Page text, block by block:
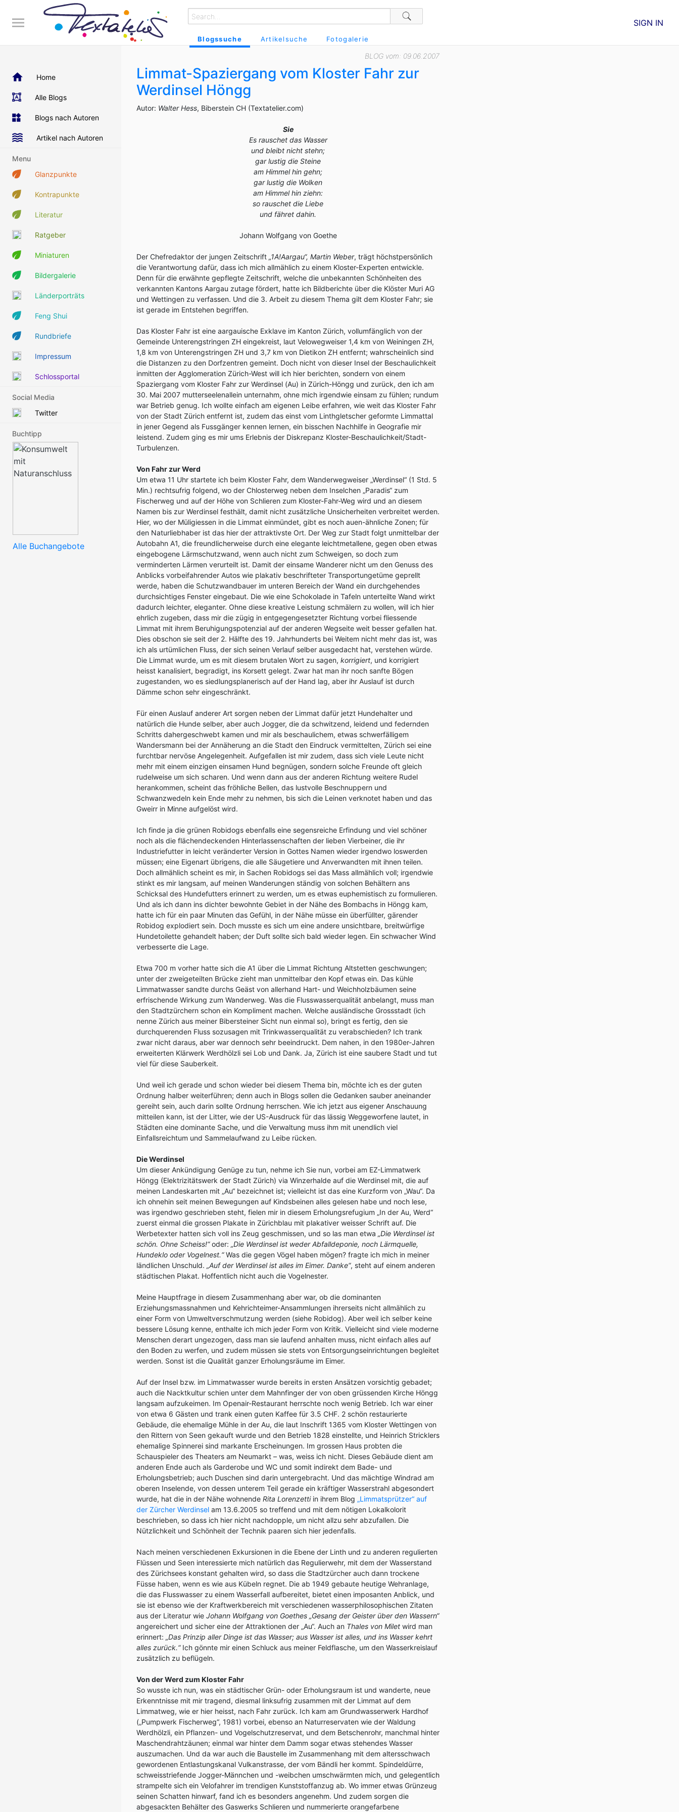
Blogssuche Artikelsuche Fotogalerie
SIGN IN
Home
Alle Blogs
Blogs nach Autoren
Artikel nach Autoren
Menu
Glanzpunkte
Kontrapunkte
Literatur
Ratgeber
Miniaturen
Bildergalerie
Länderporträts
Feng Shui
Rundbriefe
Impressum
Schlossportal
Social Media
Twitter
Buchtipp
Alle Buchangebote
BLOG vom: 09.06.2007
Limmat-Spaziergang vom Kloster Fahr zur
Werdinsel Höngg
Autor: Walter Hess, Biberstein CH (Textatelier.com)
Sie
Es rauschet das Wasser
und bleibt nicht stehn;
gar lustig die Steine
am Himmel hin gehn;
gar lustig die Wolken
am Himmel hin ziehn:
so rauschet die Liebe
und fähret dahin.
Johann Wolfgang von Goethe
Der Chefredaktor der jungen Zeitschrift „1A!Aargau“, Martin Weber, trägt höchstpersönlich
die Verantwortung dafür, dass ich mich allmählich zu einem Kloster-Experten entwickle.
Denn für die erwähnte gepflegte Zeitschrift, welche die unbekannten Schönheiten des
verkannten Kantons Aargau zutage fördert, hatte ich Bildberichte über die Klöster Muri AG
und Wettingen zu verfassen. Und die 3. Arbeit zu diesem Thema gilt dem Kloster Fahr; sie
ist gerade im Entstehen begriffen.
Das Kloster Fahr ist eine aargauische Exklave im Kanton Zürich, vollumfänglich von der
Gemeinde Unterengstringen ZH eingekreist, laut Velowegweiser 1,4 km von Weiningen ZH,
1,8 km von Unterengstringen ZH und 3,7 km von Dietikon ZH entfernt; wahrscheinlich sind
die Distanzen zu den Dorfzentren gemeint. Doch nicht von dieser Insel der Beschaulichkeit
inmitten der Agglomeration Zürich-West will ich hier berichten, sondern von einem
Spaziergang vom Kloster Fahr zur Werdinsel (Au) in Zürich-Höngg und zurück, den ich am
30. Mai 2007 mutterseelenallein unternahm, ohne mich irgendwie einsam zu fühlen; rundum
war Betrieb genug. Ich wollte einfach am eigenen Leibe erfahren, wie weit das Kloster Fahr
von der Stadt Zürich entfernt ist, zudem das einst vom Linthgletscher geformte Limmattal
in jener Gegend als Fussgänger kennen lernen, ein bisschen Nachhilfe in Geografie mir
leistend. Zudem ging es mir ums Erlebnis der Diskrepanz Kloster-Beschaulichkeit/Stadt-
Turbulenzen.
Von Fahr zur Werd
Um etwa 11 Uhr startete ich beim Kloster Fahr, dem Wanderwegweiser „Werdinsel“ (1 Std. 5
Min.) rechtsufrig folgend, wo der Chlosterweg neben dem Inselchen „Paradis“ zum
Fischerweg und auf der Höhe von Schlieren zum Kloster-Fahr-Weg wird und an diesem
Namen bis zur Werdinsel festhält, damit nicht zusätzliche Unsicherheiten verbreitet werden.
Hier, wo der Müligiessen in die Limmat einmündet, gibt es noch auen-ähnliche Zonen; für
den Naturliebhaber ist das hier der attraktivste Ort. Der Weg zur Stadt folgt unmittelbar der
Autobahn A1, die freundlicherweise durch eine elegante leichtmetallene, gegen oben etwas
eingebogene Lärmschutzwand, wenn auch nicht zum Schweigen, so doch zum
verminderten Lärmen verurteilt ist. Damit der einsame Wanderer nicht um den Genuss des
Anblicks vorbeifahrender Autos wie plakativ beschrifteter Transportungetüme geprellt
werde, haben die Schutzwandbauer im unteren Bereich der Wand ein durchgehendes
durchsichtiges Fenster eingebaut. Die wie eine Schokolade in Tafeln unterteilte Wand wirkt
dadurch leichter, eleganter. Ohne diese kreative Leistung schmälern zu wollen, will ich hier
ehrlich zugeben, dass mir die zügig in entgegengesetzter Richtung vorbei fliessende
Limmat mit ihrem Beruhigungspotenzial auf der anderen Wegseite weit besser gefallen hat.
Dies obschon sie seit der 2. Hälfte des 19. Jahrhunderts bei Weitem nicht mehr das ist, was
ich als urtümlichen Fluss, der sich seinen Verlauf selber ausgedacht hat, verstehen würde.
Die Limmat wurde, um es mit diesem brutalen Wort zu sagen, korrigiert, und korrigiert
heisst kanalisiert, begradigt, ins Korsett gelegt. Zwar hat man ihr noch sanfte Bögen
zugestanden, wo es siedlungsplanerisch auf der Hand lag, aber ihr Auslauf ist durch
Dämme schon sehr eingeschränkt.
Für einen Auslauf anderer Art sorgen neben der Limmat dafür jetzt Hundehalter und
natürlich die Hunde selber, aber auch Jogger, die da schwitzend, leidend und federnden
Schritts dahergeschwebt kamen und mir als beschaulichem, etwas schwerfälligem
Wandersmann bei der Annäherung an die Stadt den Eindruck vermittelten, Zürich sei eine
furchtbar nervöse Angelegenheit. Aufgefallen ist mir zudem, dass sich viele Leute nicht
mehr mit einem einzigen einsamen Hund begnügen, sondern solche Freunde oft gleich
rudelweise um sich scharen. Und wenn dann aus der anderen Richtung weitere Rudel
herankommen, scheint das fröhliche Bellen, das lustvolle Beschnuppern und
Schwanzwedeln kein Ende mehr zu nehmen, bis sich die Leinen verknotet haben und das
Gweirr in Minne aufgelöst wird.
Ich finde ja die grünen Robidogs ebenfalls eine segensreiche Erfindung und viel schöner
noch als die flächendeckenden Hinterlassenschaften der lieben Vierbeiner, die ihr
Industriefutter in leicht veränderter Version in Gottes Namen wieder irgendwo loswerden
müssen; eine Eigenart übrigens, die alle Säugetiere und Anverwandten mit ihnen teilen.
Doch allmählich scheint es mir, in Sachen Robidogs sei das Mass allmählich voll; irgendwie
stinkt es mir langsam, auf meinen Wanderungen ständig von solchen Behältern ans
Schicksal des Hundefutters erinnert zu werden, um es etwas euphemistisch zu formulieren.
Und als ich dann ins dichter bewohnte Gebiet in der Nähe des Bombachs in Höngg kam,
hatte ich für ein paar Minuten das Gefühl, in der Nähe müsse ein überfüllter, gärender
Robidog explodiert sein. Doch musste es sich um eine andere unsichtbare, breitwürfige
Hundetoilette gehandelt haben; der Duft sollte sich bald wieder legen. Ein schwacher Wind
verbesserte die Lage.
Etwa 700 m vorher hatte sich die A1 über die Limmat Richtung Altstetten geschwungen;
unter der zweigeteilten Brücke zieht man unmittelbar den Kopf etwas ein. Das kühle
Limmatwasser sandte durchs Geäst von allerhand Hart- und Weichholzbäumen seine
erfrischende Wirkung zum Wanderweg. Was die Flusswasserqualität anbelangt, muss man
den Stadtzürchern schon ein Kompliment machen. Welche ausländische Grossstadt (ich
nenne Zürich aus meiner Bibersteiner Sicht nun einmal so), bringt es fertig, den sie
durchquerenden Fluss sozusagen mit Trinkwasserqualität zu verabschieden? Ich trank
zwar nicht daraus, aber war dennoch sehr beeindruckt. Dem nahen, in den 1980er-Jahren
erweiterten Klärwerk Werdhölzli sei Lob und Dank. Ja, Zürich ist eine saubere Stadt und tut
viel für diese Sauberkeit.
Und weil ich gerade und schon wieder bei diesem Thema bin, möchte ich es der guten
Ordnung halber weiterführen; denn auch in Blogs sollen die Gedanken sauber aneinander
gereiht sein, auch darin sollte Ordnung herrschen. Wie ich jetzt aus eigener Anschauung
mitteilen kann, ist der Litter, wie der US-Ausdruck für das lässig Weggeworfene lautet, in
Städten eine dominante Sache, und die Verwaltung muss ihm mit unendlich viel
Einfallsreichtum und Sammelaufwand zu Leibe rücken.
Die Werdinsel
Um dieser Ankündigung Genüge zu tun, nehme ich Sie nun, vorbei am EZ-Limmatwerk
Höngg (Elektrizitätswerk der Stadt Zürich) via Winzerhalde auf die Werdinsel mit, die auf
meinen Landeskarten mit „Au“ bezeichnet ist; vielleicht ist das eine Kurzform von „Wau“. Da
ich ohnehin seit meinen Bewegungen auf Kindsbeinen alles gelesen habe und noch lese,
was irgendwo geschrieben steht, fielen mir in diesem Erholungsrefugium „In der Au, Werd“
zuerst einmal die grossen Plakate in Zürichblau mit plakativer weisser Schrift auf. Die
Werbetexter hatten sich voll ins Zeug geschmissen, und so las man etwa „Die Werdinsel ist
schön. Ohne Scheiss!“oder: „Die Werdinsel ist weder Abfalldeponie, noch Lärmquelle,
Hundeklo oder Vogelnest.“Was die gegen Vögel haben mögen? fragte ich mich in meiner
ländlichen Unschuld. „Auf der Werdinsel ist alles im Eimer. Danke“, steht auf einem anderen
städtischen Plakat. Hoffentlich nicht auch die Vogelnester.
Meine Hauptfrage in diesem Zusammenhang aber war, ob die dominanten
Erziehungsmassnahmen und Kehrichteimer-Ansammlungen ihrerseits nicht allmählich zu
einer Form von Umweltverschmutzung werden (siehe Robidog). Aber weil ich selber keine
bessere Lösung kenne, enthalte ich mich jeder Form von Kritik. Vielleicht sind viele moderne
Menschen derart ungezogen, dass man sie laufend anhalten muss, nicht einfach alles auf
den Boden zu werfen, und zudem müssen sie stets von Entsorgungseinrichtungen begleitet
werden. Sonst ist die Qualität ganzer Erholungsräume im Eimer.
Auf der Insel bzw. im Limmatwasser wurde bereits in ersten Ansätzen vorsichtig gebadet;
auch die Nacktkultur schien unter dem Mahnfinger der von oben grüssenden Kirche Höngg
langsam aufzukeimen. Im Openair-Restaurant herrschte noch wenig Betrieb. Ich war einer
von etwa 6 Gästen und trank einen guten Kaffee für 3.5 CHF. 2 schön restaurierte
Gebäude, die ehemalige Mühle in der Au, die laut Inschrift 1365 vom Kloster Wettingen von
den Rittern von Seen gekauft wurde und den Betrieb 1828 einstellte, und Heinrich Stricklers
ehemalige Spinnerei sind markante Erscheinungen. Im grossen Haus probten die
Schauspieler des Theaters am Neumarkt – was, weiss ich nicht. Dieses Gebäude dient am
anderen Ende auch als Garderobe und WC und somit indirekt dem Bade- und
Erholungsbetrieb; auch Duschen sind darin untergebracht. Und das mächtige Windrad am
oberen Inselende, von dessen unterem Teil gerade ein kräftiger Wasserstrahl abgesondert
wurde, hat die in der Nähe wohnende Rita Lorenzettiin ihrem Blog „Limmatsprützer“ auf
der Zürcher Werdinsel am 13.6.2005 so treffend und mit dem nötigen Lokalkolorit
beschrieben, so dass ich hier nicht nachdopple, um nicht allzu sehr abzufallen. Die
Nützlichkeit und Schönheit der Technik paaren sich hier jedenfalls.
Nach meinen verschiedenen Exkursionen in die Ebene der Linth und zu anderen regulierten
Flüssen und Seen interessierte mich natürlich das Regulierwehr, mit dem der Wasserstand
des Zürichsees konstant gehalten wird, so dass die Stadtzürcher auch dann trockene
Füsse haben, wenn es wie aus Kübeln regnet. Die ab 1949 gebaute heutige Wehranlage,
die das Flusswasser zu einem Wasserfall aufbereitet, bietet einen imposanten Anblick, und
sie ist ebenso wie der Kraftwerkbereich mit verschiedenen wasserphilosophischen Zitaten
aus der Literatur wie Johann Wolfgang von Goethes „Gesang der Geister über den Wassern“
angereichert und sicher eine der Attraktionen der „Au“. Auch an Thales von Milet wird man
erinnert: „Das Prinzip aller Dinge ist das Wasser; aus Wasser ist alles, und ins Wasser kehrt
alles zurück.“Ich gönnte mir einen Schluck aus meiner Feldflasche, um den Wasserkreislauf
zusätzlich zu beflügeln.
Von der Werd zum Kloster Fahr
So wusste ich nun, was ein städtischer Grün- oder Erholungsraum ist und wanderte, neue
Erkenntnisse mit mir tragend, diesmal linksufrig zusammen mit der Limmat auf dem
Limmatweg, wie er hier heisst, nach Fahr zurück. Ich kam am Grundwasserwerk Hardhof
(„Pumpwerk Fischerweg“, 1981) vorbei, ebenso an Naturreservaten wie der Waldung
Werdhölzli, ein Pflanzen- und Vogelschutzreservat, und dem Betschenrohr, manchmal hinter
Maschendrahtzäunen; einmal war hinter dem Damm sogar etwas stehendes Wasser
auszumachen. Und da war auch die Baustelle im Zusammenhang mit dem altersschwach
gewordenen Entlastungskanal Vulkanstrasse, der vom Bändli her kommt. Spindeldürre,
schweisstriefende Jogger-Männchen und -weibchen umschwärmten mich, und gelegentlich
strampelte sich ein Velofahrer im trendigen Kunststoffanzug ab. Wo immer etwas Grünzeug
seinen Schatten hinwarf, fand ich es besonders angenehm. Und zudem sorgen die
abgesackten Behälter des Gaswerks Schlieren und nummerierte orangefarbene